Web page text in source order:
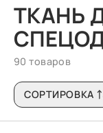
ТКАНЬ
90 товаров
СОРТИРОВКА